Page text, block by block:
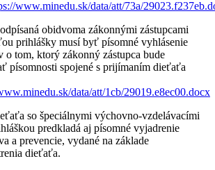
www.minedu.sk/data/att/73a/
obidvoma zákonnými zástupcami
prihlášky musí byť písomné vyhlásenie
o tom, ktorý zákonný zástupca bude
písomnosti spojené s prijímaním dieťaťa
data/att/1cb/29019.e8ec00.docx
so špeciálnymi výchovno-vzdelávacími
predkladá aj písomné vyjadrenie
a prevencie, vydané na základe
dieťaťa.